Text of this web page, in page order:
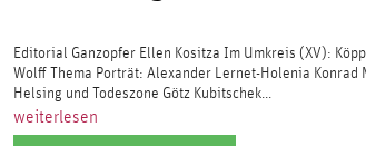
Editorial Ganzopfer Ellen Kositza Im Umkreis (XV):
Wolff Thema Porträt: Alexander Lernet-Holenia Konrad
Helsing und Todeszone Götz Kubitschek...
weiterlesen